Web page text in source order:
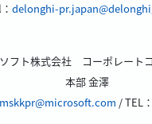
delonghi-
フト株式会社 コーポレート
本部 金澤
mskkpr@microsoft.com / TEL